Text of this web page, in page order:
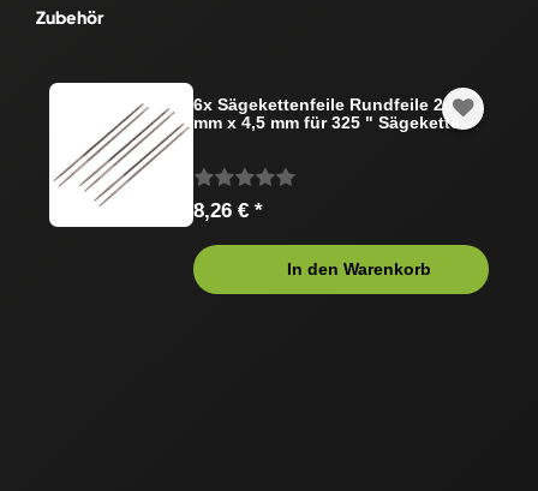
Zubehör
6x Sägekettenfeile Rundfeile 200
mm x 4,5 mm für 325 " Sägekette
8,26 € *
In den Warenkorb